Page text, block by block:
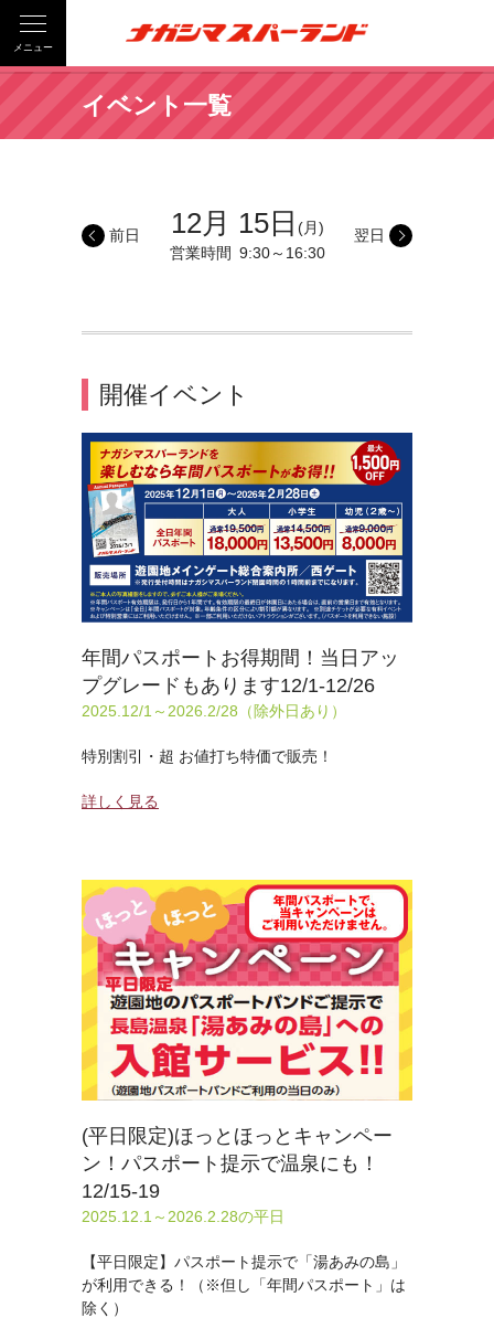
メニュー
イベント一覧
12月 15日 (月)
営業時間 9:30～16:30
前日 翌日
開催イベント
年間パスポートお得期間！当日アッ
プグレードもあります12/1-12/26
2025.12/1～2026.2/28（除外日あり）
特別割引・超 お値打ち特価で販売！
詳しく見る
(平日限定)ほっとほっとキャンペー
ン！パスポート提示で温泉にも！
12/15-19
2025.12.1～2026.2.28の平日
【平日限定】パスポート提示で「湯あみの島」
が利用できる！（※但し「年間パスポート」は
除く）